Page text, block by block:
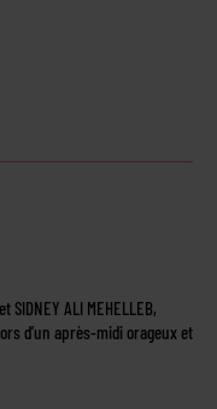
SIDNEY ALI MEHELLEB,
d’un après-midi orageux et